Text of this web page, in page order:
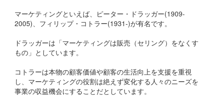
マーケティングといえば、ピーター・ドラッガー(1909-
2005)、フィリップ・コトラー(1931-)が有名です。
ドラッガーは「マーケティングは販売（セリング）をなくす
もの」としています。
コトラーは本物の顧客価値や顧客の生活向上を支援を重視
し、マーケティングの役割は絶えず変化する人々のニーズを
事業の収益機会にすることだとしています。